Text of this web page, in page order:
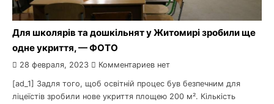
Для школярів та дошкільнят у Житомирі зробили ще
одне укриття, — ФОТО
28 февраля, 2023 Комментариев нет
[ad_1] Задля того, щоб освітній процес був безпечним для
ліцеїстів зробили нове укриття площею 200 м². Кількість